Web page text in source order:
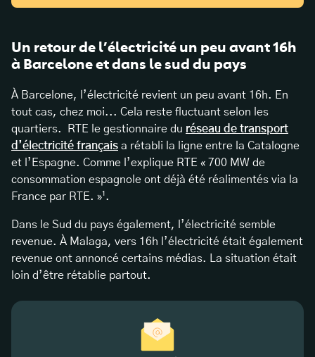
Un retour de l’électricité un peu avant 16h
à Barcelone et dans le sud du pays
À Barcelone, l’électricité revient un peu avant 16h. En
tout cas, chez moi... Cela reste fluctuant selon les
quartiers. RTE le gestionnaire du réseau de transport
d’électricité français a rétabli la ligne entre la Catalogne
et l’Espagne. Comme l’explique RTE « 700 MW de
consommation espagnole ont déjà été réalimentés via la
France par RTE. »¹.
Dans le Sud du pays également, l’électricité semble
revenue. À Malaga, vers 16h l’électricité était également
revenue ont annoncé certains médias. La situation était
loin d’être rétablie partout.